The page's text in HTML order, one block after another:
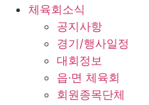
체육회소식
공지사항
경기/행사일정
대회정보
읍·면 체육회
회원종목단체